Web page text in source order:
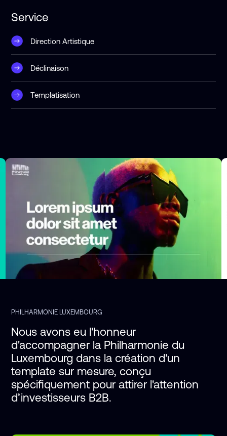
Service
Direction Artistique
Déclinaison
Templatisation
PHILHARMONIE LUXEMBOURG
Nous avons eu l'honneur
d'accompagner la Philharmonie du
Luxembourg dans la création d'un
template sur mesure, conçu
spécifiquement pour attirer l'attention
d’investisseurs B2B.